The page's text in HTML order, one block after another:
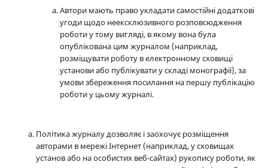
Автори мають право укладати самостійні додаткові
угоди щодо неексклюзивного розповсюдження
роботи у тому вигляді, в якому вона була
опублікована цим журналом (наприклад,
розміщувати роботу в електронному сховищі
установи або публікувати у складі монографії), за
умови збереження посилання на першу публікацію
роботи у цьому журналі.
Політика журналу дозволяє і заохочує розміщення
авторами в мережі Інтернет (наприклад, у сховищах
установ або на особистих веб-сайтах) рукопису роботи, як